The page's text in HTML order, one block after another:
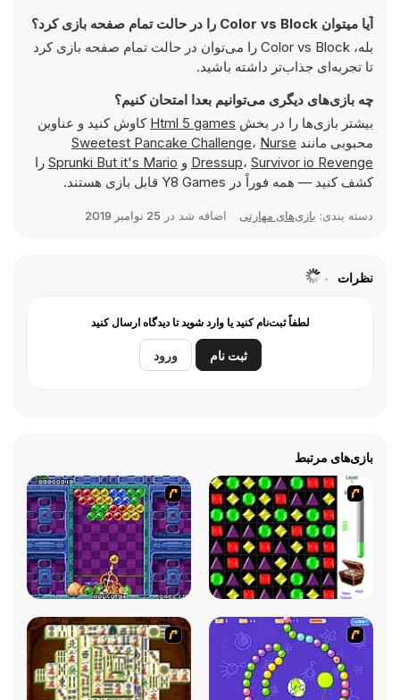
آیا میتوان Color vs Block را در حالت تمام صفحه بازی کرد؟
بله، Color vs Block را می‌توان در حالت تمام صفحه بازی کرد
تا تجربه‌ای جذاب‌تر داشته باشید.
چه بازی‌های دیگری می‌توانیم بعدا امتحان کنیم؟
بیشتر بازی‌ها را در بخش Html 5 games کاوش کنید و عناوین
محبوبی مانند
Sweetest Pancake Challenge، Nurse
Dressup، Survivor io Revenge و Sprunki But it's Mario را
کشف کنید — همه فوراً در Y8 Games قابل بازی هستند.
دسته بندی: بازی‌های مهارتی اضافه شد در 25 نوامبر 2019
نظرات
لطفاً ثبت‌نام کنید یا وارد شوید تا دیدگاه ارسال کنید
ثبت نام ورود
بازی‌های مرتبط